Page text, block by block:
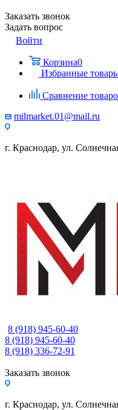
Заказать звонок
Задать вопрос
Войти
Корзина0
Избранные
Сравнение
milmarket.01@mail.ru
г. Краснодар, ул.
8 (918) 945-60-40
8 (918) 945-60-40
8 (918) 336-72-91
Заказать звонок
г. Краснодар, ул.